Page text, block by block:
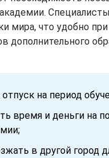
мира, что удобно
дополнительного
на период
время и деньги на
в другой город